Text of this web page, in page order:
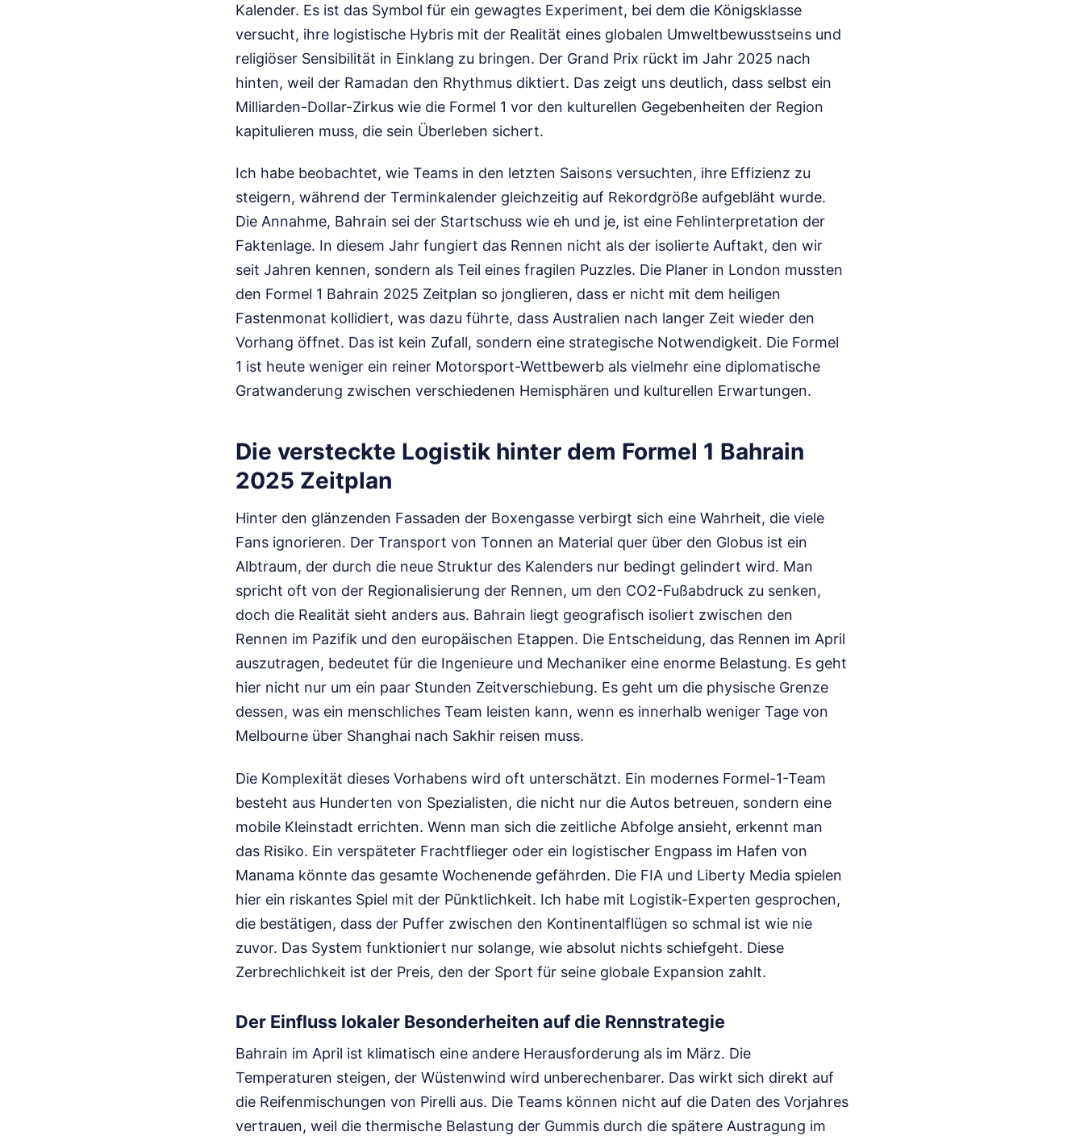
Kalender. Es ist das Symbol für ein gewagtes Experiment, bei dem die Königsklasse
versucht, ihre logistische Hybris mit der Realität eines globalen Umweltbewusstseins und
religiöser Sensibilität in Einklang zu bringen. Der Grand Prix rückt im Jahr 2025 nach
hinten, weil der Ramadan den Rhythmus diktiert. Das zeigt uns deutlich, dass selbst ein
Milliarden-Dollar-Zirkus wie die Formel 1 vor den kulturellen Gegebenheiten der Region
kapitulieren muss, die sein Überleben sichert.
Ich habe beobachtet, wie Teams in den letzten Saisons versuchten, ihre Effizienz zu
steigern, während der Terminkalender gleichzeitig auf Rekordgröße aufgebläht wurde.
Die Annahme, Bahrain sei der Startschuss wie eh und je, ist eine Fehlinterpretation der
Faktenlage. In diesem Jahr fungiert das Rennen nicht als der isolierte Auftakt, den wir
seit Jahren kennen, sondern als Teil eines fragilen Puzzles. Die Planer in London mussten
den Formel 1 Bahrain 2025 Zeitplan so jonglieren, dass er nicht mit dem heiligen
Fastenmonat kollidiert, was dazu führte, dass Australien nach langer Zeit wieder den
Vorhang öffnet. Das ist kein Zufall, sondern eine strategische Notwendigkeit. Die Formel
1 ist heute weniger ein reiner Motorsport-Wettbewerb als vielmehr eine diplomatische
Gratwanderung zwischen verschiedenen Hemisphären und kulturellen Erwartungen.
Die versteckte Logistik hinter dem Formel 1 Bahrain
2025 Zeitplan
Hinter den glänzenden Fassaden der Boxengasse verbirgt sich eine Wahrheit, die viele
Fans ignorieren. Der Transport von Tonnen an Material quer über den Globus ist ein
Albtraum, der durch die neue Struktur des Kalenders nur bedingt gelindert wird. Man
spricht oft von der Regionalisierung der Rennen, um den CO2-Fußabdruck zu senken,
doch die Realität sieht anders aus. Bahrain liegt geografisch isoliert zwischen den
Rennen im Pazifik und den europäischen Etappen. Die Entscheidung, das Rennen im April
auszutragen, bedeutet für die Ingenieure und Mechaniker eine enorme Belastung. Es geht
hier nicht nur um ein paar Stunden Zeitverschiebung. Es geht um die physische Grenze
dessen, was ein menschliches Team leisten kann, wenn es innerhalb weniger Tage von
Melbourne über Shanghai nach Sakhir reisen muss.
Die Komplexität dieses Vorhabens wird oft unterschätzt. Ein modernes Formel-1-Team
besteht aus Hunderten von Spezialisten, die nicht nur die Autos betreuen, sondern eine
mobile Kleinstadt errichten. Wenn man sich die zeitliche Abfolge ansieht, erkennt man
das Risiko. Ein verspäteter Frachtflieger oder ein logistischer Engpass im Hafen von
Manama könnte das gesamte Wochenende gefährden. Die FIA und Liberty Media spielen
hier ein riskantes Spiel mit der Pünktlichkeit. Ich habe mit Logistik-Experten gesprochen,
die bestätigen, dass der Puffer zwischen den Kontinentalflügen so schmal ist wie nie
zuvor. Das System funktioniert nur solange, wie absolut nichts schiefgeht. Diese
Zerbrechlichkeit ist der Preis, den der Sport für seine globale Expansion zahlt.
Der Einfluss lokaler Besonderheiten auf die Rennstrategie
Bahrain im April ist klimatisch eine andere Herausforderung als im März. Die
Temperaturen steigen, der Wüstenwind wird unberechenbarer. Das wirkt sich direkt auf
die Reifenmischungen von Pirelli aus. Die Teams können nicht auf die Daten des Vorjahres
vertrauen, weil die thermische Belastung der Gummis durch die spätere Austragung im